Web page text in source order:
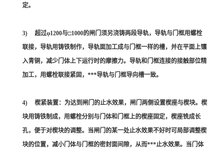
定。
3) 超过φ1200与□1000的闸门须另浇铸两段导轨，导轨与门框用螺栓
联接，导轨用铸铁制作，导轨面加工成与门框一样的槽，并在平面上镶
入青铜，减少门体上下运行时的摩擦力。导轨和门框连接的接触部位精
加工，用螺栓联接紧固，***导轨与门框导向槽一致。
4) 楔紧装置：为达到闸门的止水效果，闸门两侧设置楔座与楔块。楔
块用铸铁制成，用螺栓分别与门体和门框上的楔座固定，楔座铣成长
孔，便于对楔块的调整。当闸门的某一处止水效果不好时可局部调整楔
块的位置，减小门体与门框的密封面间隙，从而***止水效果。当门体